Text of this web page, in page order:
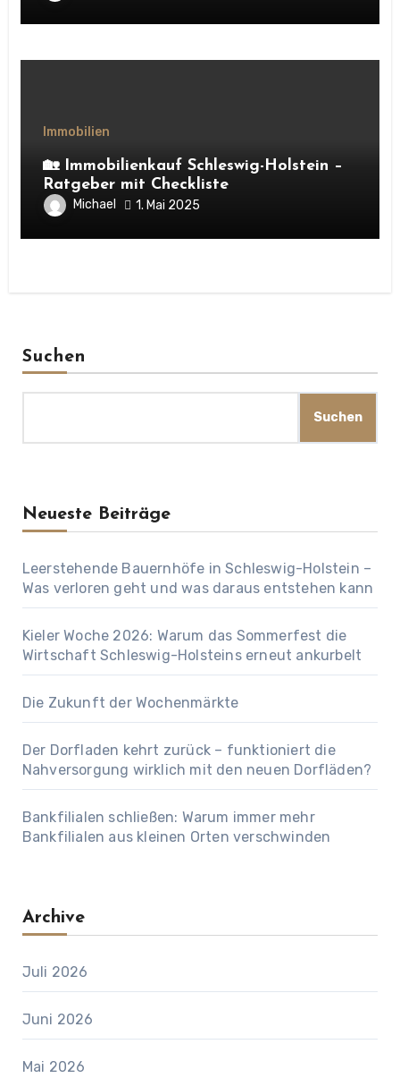
Immobilien
🏡 Immobilienkauf Schleswig-Holstein –
Ratgeber mit Checkliste
Michael 1. Mai 2025
Suchen
Suchen
Neueste Beiträge
Leerstehende Bauernhöfe in Schleswig-Holstein –
Was verloren geht und was daraus entstehen kann
Kieler Woche 2026: Warum das Sommerfest die
Wirtschaft Schleswig-Holsteins erneut ankurbelt
Die Zukunft der Wochenmärkte
Der Dorfladen kehrt zurück – funktioniert die
Nahversorgung wirklich mit den neuen Dorfläden?
Bankfilialen schließen: Warum immer mehr
Bankfilialen aus kleinen Orten verschwinden
Archive
Juli 2026
Juni 2026
Mai 2026